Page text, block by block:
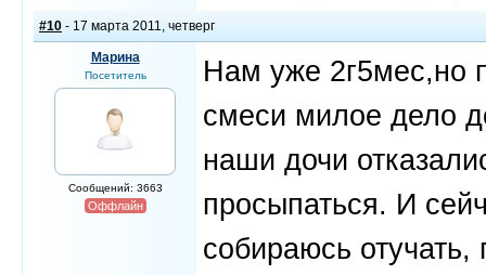
#10 - 17 марта 2011, четверг
Марина
Посетитель
Сообщений: 3663
Оффлайн
Нам уже 2г5мес,но
смеси милое дело
наши дочи
просыпаться. И
собираюсь